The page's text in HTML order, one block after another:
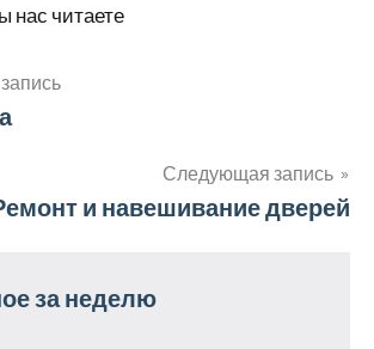
нас читаете
Следующая запись
и навешивание дверей
за неделю